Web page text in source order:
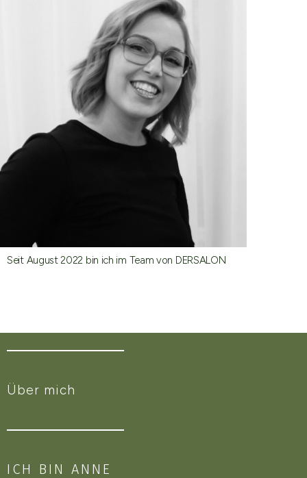
Seit August 2022 bin ich im Team von DERSALON
Über mich
ICH BIN ANNE